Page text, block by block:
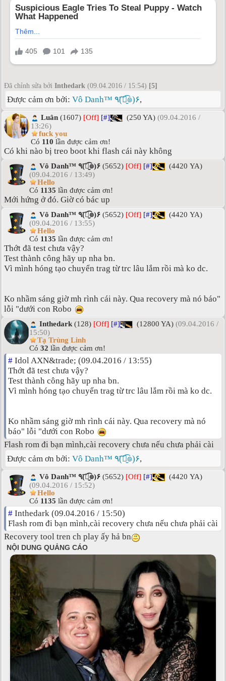
Đã chỉnh sửa bởi Inthedark (09.04.2016 / 15:54) [5]
Được cảm ơn bởi: Vô Danh™ ٩(͡๏̮͡๏)۶,
Luân (1607) [Off] [#] (250 YA) (09.04.2016 /
13:26)
fuck you
Có 110 lần được cảm ơn!
Có khi nào bị treo boot khi flash cái này không
Vô Danh™ ٩(͡๏̮͡๏)۶ (5652) [Off] [#]
(4420 YA)
(09.04.2016 / 13:49)
Hello
Có 1135 lần được cảm ơn!
Mới hứng ở đó. Giờ có bác up
Vô Danh™ ٩(͡๏̮͡๏)۶ (5652) [Off] [#]
(4420 YA)
(09.04.2016 / 13:55)
Hello
Có 1135 lần được cảm ơn!
Thớt đã test chưa vậy?
Test thành công hãy up nha bn.
Vì mình hóng tạo chuyển trag từ trc lâu lắm rồi mà ko dc.
Ko nhầm sáng giờ mh rình cái này. Qua recovery mà nó báo"
lỗi "dưới con Robo
Inthedark (128) [Off] [#] (12800 YA) (09.04.2016 /
15:50)
Tạ Trùng Linh
Có 32 lần được cảm ơn!
# Idol AXN&trade; (09.04.2016 / 13:55)
Thớt đã test chưa vậy?
Test thành công hãy up nha bn.
Vì mình hóng tạo chuyển trag từ trc lâu lắm rồi mà ko dc.
Ko nhầm sáng giờ mh rình cái này. Qua recovery mà nó
báo" lỗi "dưới con Robo
Flash rom đi bạn mình,cài recovery chưa nếu chưa phải cài
Được cảm ơn bởi:
Vô Danh™ ٩(͡๏̮͡๏)۶,
Vô Danh™ ٩(͡๏̮͡๏)۶ (5652) [Off] [#]
(4420 YA)
(09.04.2016 / 15:52)
Hello
Có 1135 lần được cảm ơn!
# Inthedark (09.04.2016 / 15:50)
Flash rom đi bạn mình,cài recovery chưa nếu chưa phải cài
Recovery tool tren ch play ấy hả bn